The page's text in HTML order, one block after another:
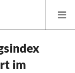
im